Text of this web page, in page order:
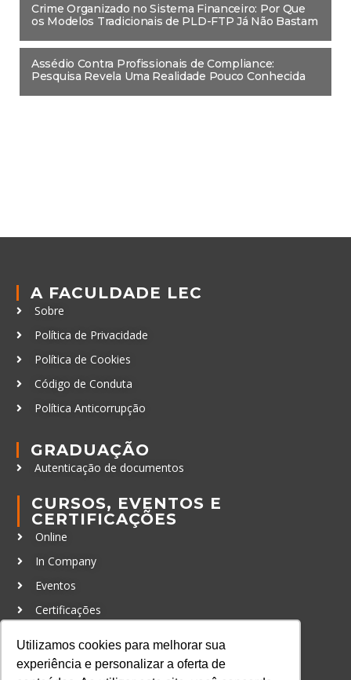
Utilizamos cookies para melhorar sua
experiência e personalizar a oferta de
Crime Organizado no Sistema Financeiro: Por Que
os Modelos Tradicionais de PLD-FTP Já Não Bastam
Assédio Contra Profissionais de Compliance:
Pesquisa Revela Uma Realidade Pouco Conhecida
A FACULDADE LEC
Sobre
Política de Privacidade
Política de Cookies
Código de Conduta
Política Anticorrupção
GRADUAÇÃO
Autenticação de documentos
CURSOS, EVENTOS E
CERTIFICAÇÕES
Online
In Company
Eventos
Certificações
CONTATO
+55 11 3259-2837